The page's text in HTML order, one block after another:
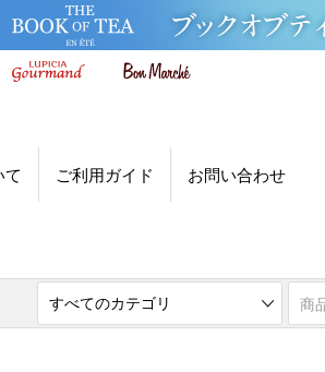
ご利用ガイド お問い合わせ
ン（マイページに進む）